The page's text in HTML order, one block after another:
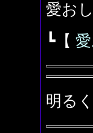
愛お
┗【
明る